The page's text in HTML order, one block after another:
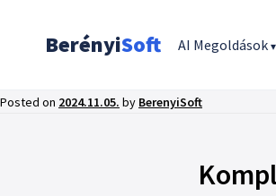
BerényiSoft AI Megoldások▾
Posted on 2024.11.05. by BerenyiSoft